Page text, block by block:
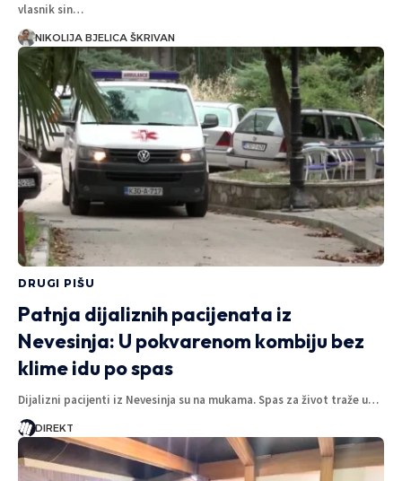
vlasnik sin…
NIKOLIJA BJELICA ŠKRIVAN
DRUGI PIŠU
Patnja dijaliznih pacijenata iz
Nevesinja: U pokvarenom kombiju bez
klime idu po spas
Dijalizni pacijenti iz Nevesinja su na mukama. Spas za život traže u…
DIREKT